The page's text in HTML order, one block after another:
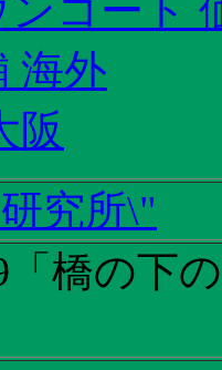
コート
海外
阪